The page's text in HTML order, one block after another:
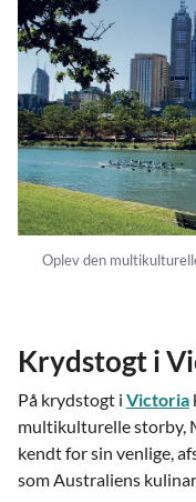
Oplev den
Krydstogt i
På krydstogt i Victoria
multikulturelle storby,
kendt for sin venlige,
som Australiens